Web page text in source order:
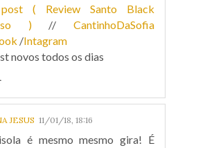
( Review Santo Black
) //CantinhoDaSofia
/Intagram
novos todos os dias
JESUS 11/01/18, 18:16
é mesmo mesmo gira! É